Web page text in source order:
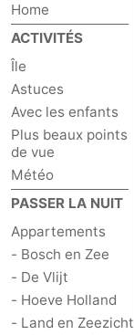
Route
-
Ferry
-
Stationnement
Saut
des
Wadden
Adresses
Médicales
Région
Îles
de
Home
ACTIVITÉS
Île
Astuces
Avec les enfants
Plus beaux points
de vue
Météo
PASSER LA NUIT
Appartements
- Bosch en Zee
- De Vlijt
- Hoeve Holland
- Land en Zeezicht